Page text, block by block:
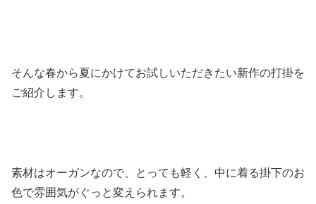
そんな春から夏にかけてお試しいただきたい新作の打掛を
ご紹介します。
素材はオーガンなので、とっても軽く、中に着る掛下のお
色で雰囲気がぐっと変えられます。